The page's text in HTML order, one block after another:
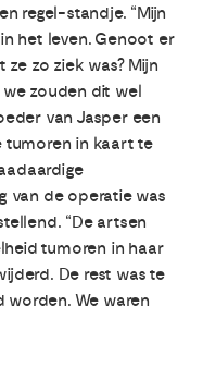
regel-standje. “Mijn
het leven. Genoot er
zo ziek was? Mijn
zouden dit wel
van Jasper een
in kaart te
van de operatie was
“De artsen
tumoren in haar
De rest was te
worden. We waren